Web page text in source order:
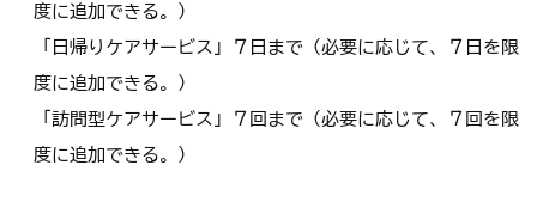
度に追加できる。）
「日帰りケアサービス」７日まで（必要に応じて、７日を限
度に追加できる。）
「訪問型ケアサービス」７回まで（必要に応じて、７回を限
度に追加できる。）